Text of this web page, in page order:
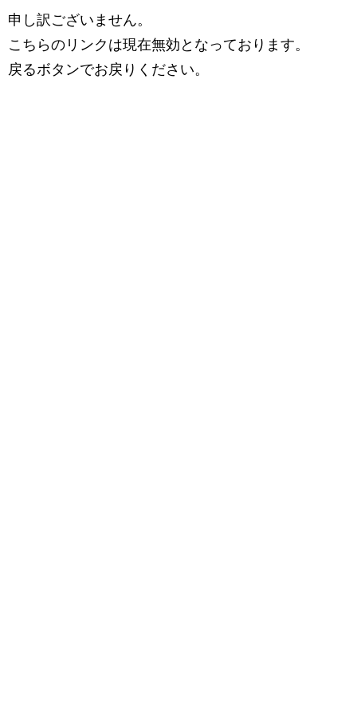
申し訳ございません。
こちらのリンクは現在無効となっております。
戻るボタンでお戻りください。